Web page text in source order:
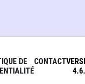
DE
CONTACT